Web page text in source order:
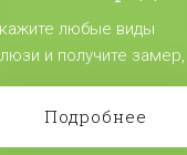
жалюзи.
любые виды
и получите замер,
и монтаж
Сделайте заказ!
Подробнее